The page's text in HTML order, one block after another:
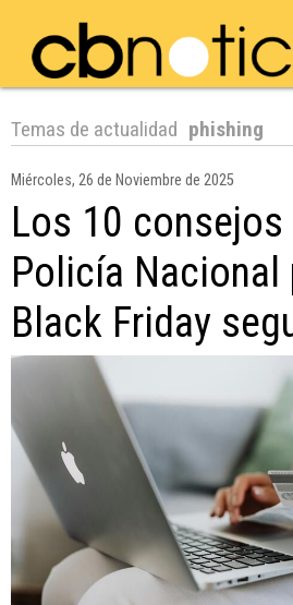
Temas de actualidad phishing
Miércoles, 26 de Noviembre de 2025
Los 10 consejos
Policía Nacional
Black Friday